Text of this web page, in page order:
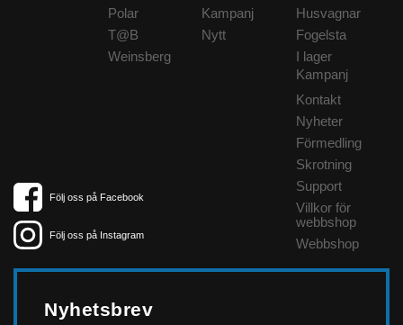
Polar
T@B
Weinsberg
Kampanj
Nytt
Husvagnar
Fogelsta
I lager
Kampanj
Kontakt
Nyheter
Förmedling
Skrotning
Support
Villkor för
webbshop
Webbshop
Följ oss på Facebook
Följ oss på Instagram
Nyhetsbrev